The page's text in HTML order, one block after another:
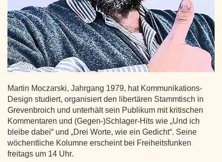
Martin Moczarski, Jahrgang 1979, hat Kommunikations-
Design studiert, organisiert den libertären Stammtisch in
Grevenbroich und unterhält sein Publikum mit kritischen
Kommentaren und (Gegen-)Schlager-Hits wie „Und ich
bleibe dabei“ und „Drei Worte, wie ein Gedicht“. Seine
wöchentliche Kolumne erscheint bei Freiheitsfunken
freitags um 14 Uhr.